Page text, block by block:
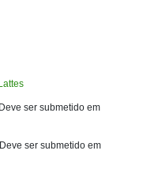
ser submetido em
ser submetido em